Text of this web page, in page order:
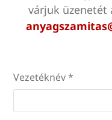
várjuk üzenetét
Vezetéknév *